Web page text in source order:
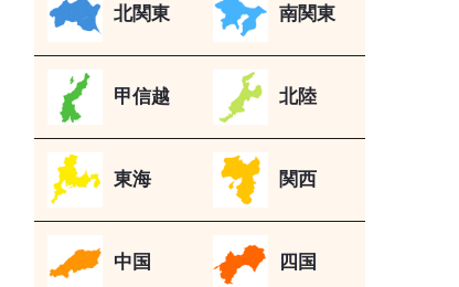
北関東 南関東
甲信越 北陸
東海 関西
中国 四国